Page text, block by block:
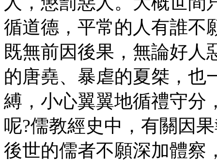
循道德，平常的人有誰不
既無前因後果，無論好人
的唐堯、暴虐的夏桀，也
縛，小心翼翼地循禮守分
呢?儒教經史中，有關因
後世的儒者不願深加體察